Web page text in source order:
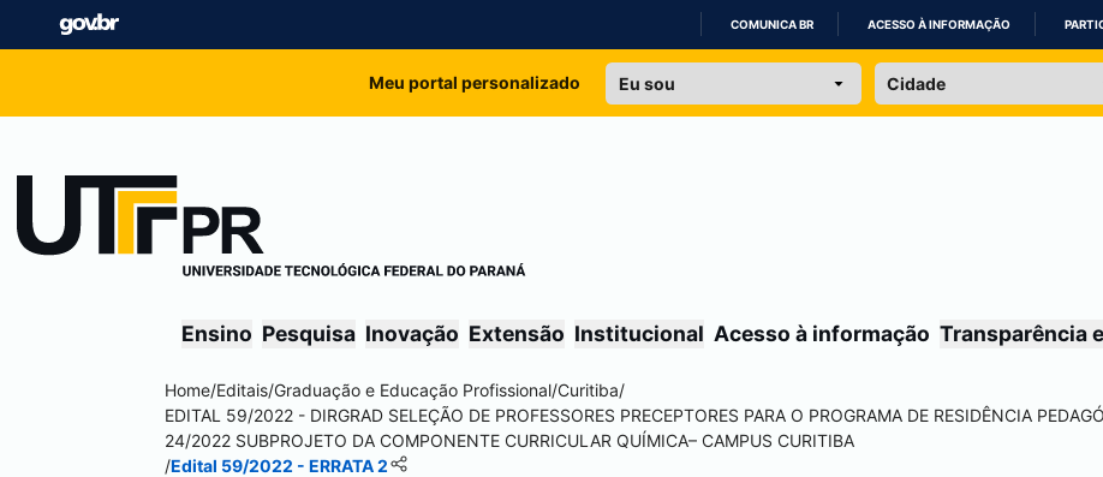
IR
COMUNICA BR ACESSO À INFORMAÇÃO
Meu portal personalizado
Ensino Pesquisa Inovação Extensão Institucional Acesso à informação Transparência
Home/Editais/Graduação e Educação Profissional/Curitiba/
EDITAL 59/2022 - DIRGRAD SELEÇÃO DE PROFESSORES PRECEPTORES PARA O PROGRAMA DE RESIDÊNCIA
24/2022 SUBPROJETO DA COMPONENTE CURRICULAR QUÍMICA– CAMPUS CURITIBA
/Edital 59/2022 - ERRATA 2